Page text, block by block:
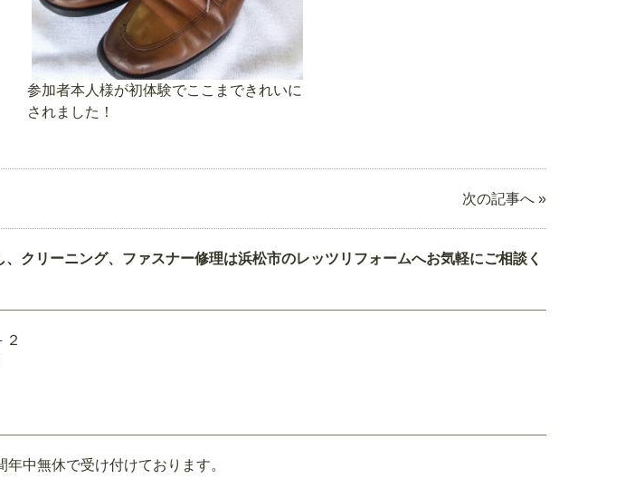
参加者本人様が初体験でここまできれいに
されました！
次の記事へ »
クリーニング、ファスナー修理は浜松市のレッツリフォームへお気軽にご相談く
２
中無休で受け付けております。